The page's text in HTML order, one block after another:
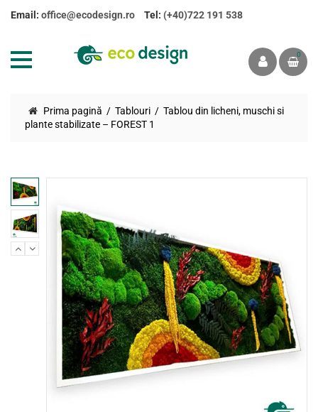
Email: office@ecodesign.ro Tel: (+40)722 191 538
0
Prima pagină Tablouri
Tablou din licheni, muschi si
plante stabilizate – FOREST 1